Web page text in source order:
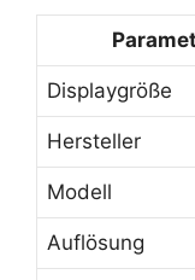
Displaygröße
Hersteller
Modell
Auflösung